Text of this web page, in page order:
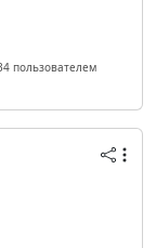
пользователем